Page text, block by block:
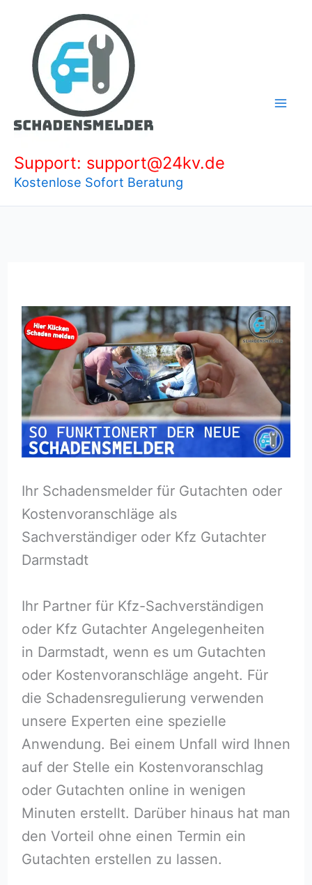
springen
Support: support@24kv.de
Kostenlose Sofort Beratung
Ihr Schadensmelder für Gutachten oder
Kostenvoranschläge als
Sachverständiger oder Kfz Gutachter
Darmstadt
Ihr Partner für Kfz-Sachverständigen
oder Kfz Gutachter Angelegenheiten
in Darmstadt, wenn es um Gutachten
oder Kostenvoranschläge angeht. Für
die Schadensregulierung verwenden
unsere Experten eine spezielle
Anwendung. Bei einem Unfall wird Ihnen
auf der Stelle ein Kostenvoranschlag
oder Gutachten online in wenigen
Minuten erstellt. Darüber hinaus hat man
den Vorteil ohne einen Termin ein
Gutachten erstellen zu lassen.